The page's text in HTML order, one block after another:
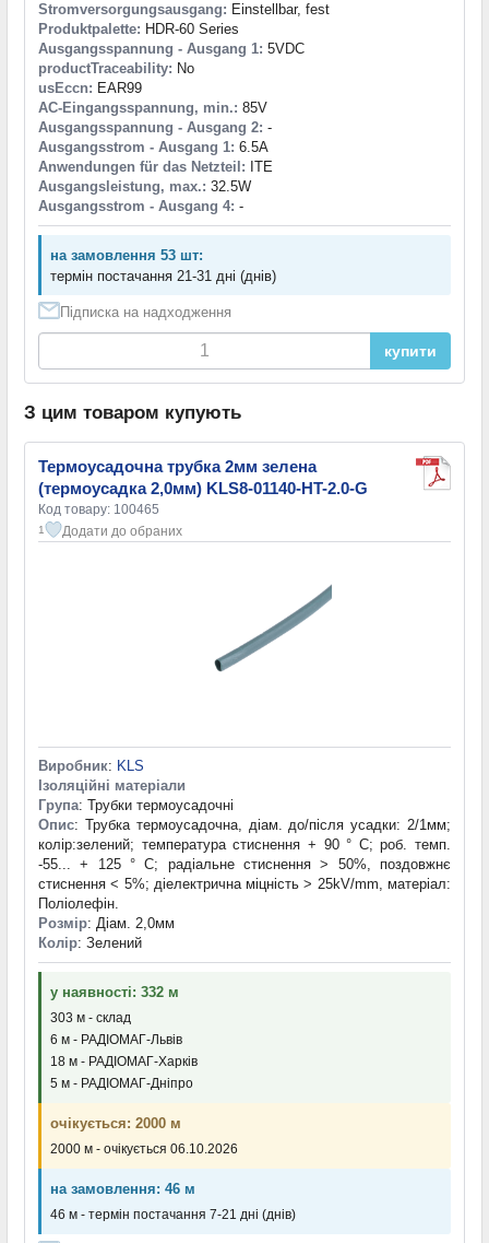
Stromversorgungsausgang: Einstellbar, fest
Produktpalette: HDR-60 Series
Ausgangsspannung - Ausgang 1: 5VDC
productTraceability: No
usEccn: EAR99
AC-Eingangsspannung, min.: 85V
Ausgangsspannung - Ausgang 2: -
Ausgangsstrom - Ausgang 1: 6.5A
Anwendungen für das Netzteil: ITE
Ausgangsleistung, max.: 32.5W
Ausgangsstrom - Ausgang 4: -
на замовлення 53 шт:
термін постачання 21-31 дні (днів)
Підписка на надходження
купити
З цим товаром купують
Термоусадочна трубка 2мм зелена
(термоусадка 2,0мм) KLS8-01140-HT-2.0-G
Код товару: 100465
1 Додати до обраних
Виробник: KLS
Ізоляційні матеріали
Група: Трубки термоусадочні
Опис: Трубка термоусадочна, діам. до/після усадки: 2/1мм;
колір:зелений; температура стиснення + 90 ° С; роб. темп.
-55... + 125 ° С; радіальне стиснення > 50%, поздовжнє
стиснення < 5%; діелектрична міцність > 25kV/mm, матеріал:
Поліолефін.
Розмір: Діам. 2,0мм
Колір: Зелений
у наявності: 332 м
303 м - склад
6 м - РАДІОМАГ-Львів
18 м - РАДІОМАГ-Харків
5 м - РАДІОМАГ-Дніпро
очікується: 2000 м
2000 м - очікується 06.10.2026
на замовлення: 46 м
46 м - термін постачання 7-21 дні (днів)